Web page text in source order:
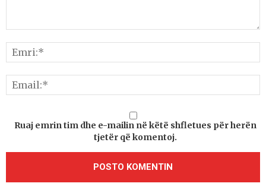
Ruaj emrin tim dhe e-mailin në këtë shfletues për herën
tjetër që komentoj.